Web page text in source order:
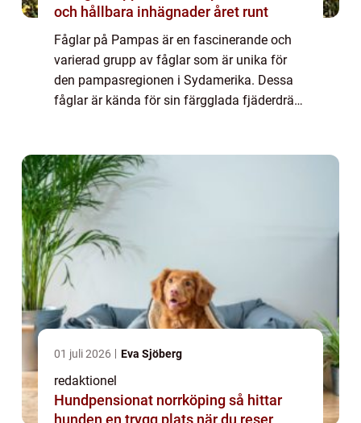
och hållbara inhägnader året runt
Fåglar på Pampas är en fascinerande och
varierad grupp av fåglar som är unika för
den pampasregionen i Sydamerika. Dessa
fåglar är kända för sin färgglada fjäderdräkt,
01 juli 2026 Eva Sjöberg
redaktionel
Hundpensionat norrköping så hittar
hunden en trygg plats när du reser